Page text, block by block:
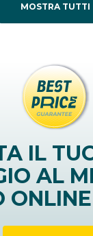
MOSTRA TUTTI
IL
AL
ONLINE